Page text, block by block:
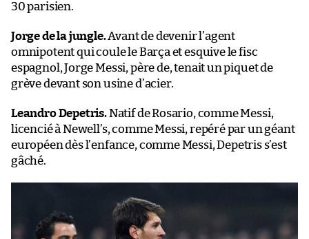
30 parisien.
Jorge de la jungle.Avant de devenir l’agent
omnipotent qui coule le Barça et esquive le fisc
espagnol, Jorge Messi, père de, tenait un piquet de
grève devant son usine d’acier.
Leandro Depetris.Natif de Rosario, comme Messi,
licencié à Newell’s, comme Messi, repéré par un géant
européen dès l’enfance, comme Messi, Depetris s’est
gâché.